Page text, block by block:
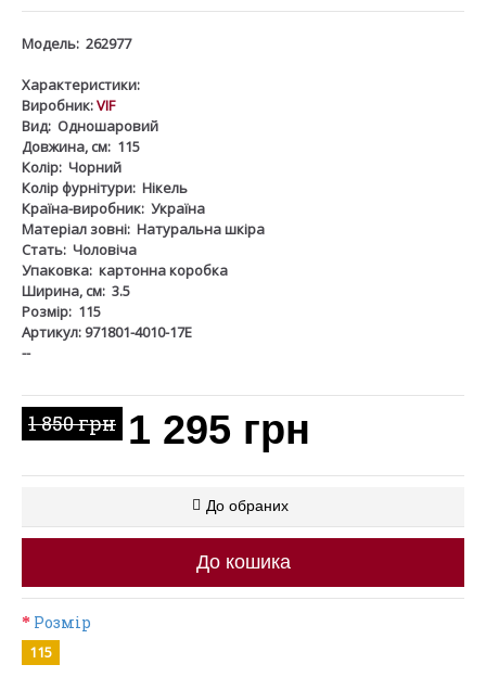
Модель: 262977
Характеристики:
Виробник:VIF
Вид: Одношаровий
Довжина, см: 115
Колір: Чорний
Колір фурнітури: Нікель
Країна-виробник: Україна
Матеріал зовні: Натуральна шкіра
Стать: Чоловіча
Упаковка: картонна коробка
Ширина, см: 3.5
Розмір: 115
Артикул: 971801-4010-17Е
--
1 850 грн 1 295 грн
До обраних
До кошика
Розмір
115